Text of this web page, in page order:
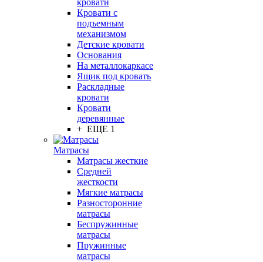
кровати
Кровати с
подъемным
механизмом
Детские кровати
Основания
На металлокаркасе
Ящик под кровать
Раскладные
кровати
Кровати
деревянные
+ ЕЩЕ 1
Матрасы
Матрасы жесткие
Средней
жесткости
Мягкие матрасы
Разносторонние
матрасы
Беспружинные
матрасы
Пружинные
матрасы